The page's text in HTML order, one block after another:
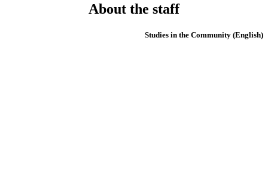
About the staff
(English) Studies in the Community